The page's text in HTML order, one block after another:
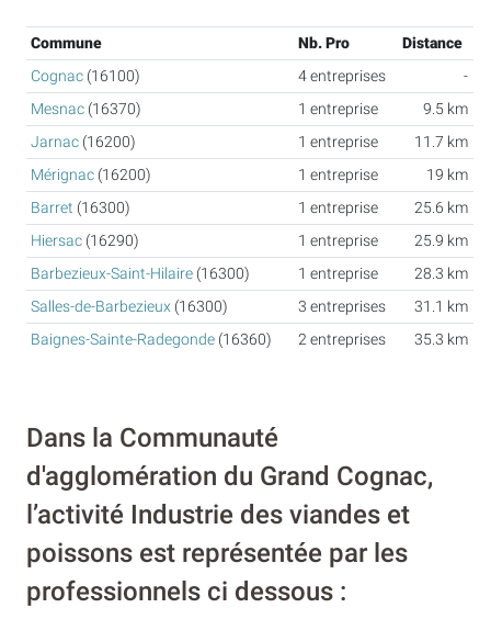
Commune Nb. Pro
Distance
Cognac (16100) 4 entreprises
-
Mesnac (16370) 1 entreprise
9.5 km
Jarnac (16200) 1 entreprise
11.7 km
Mérignac (16200) 1 entreprise
19 km
Barret (16300) 1 entreprise
25.6 km
Hiersac (16290) 1 entreprise
25.9 km
Barbezieux-Saint-Hilaire (16300) 1 entreprise
28.3 km
Salles-de-Barbezieux (16300) 3 entreprises
31.1 km
Baignes-Sainte-Radegonde (16360) 2 entreprises 35.3 km
Dans la Communauté
d'agglomération du Grand Cognac,
l’activité Industrie des viandes et
poissons est représentée par les
professionnels ci dessous :